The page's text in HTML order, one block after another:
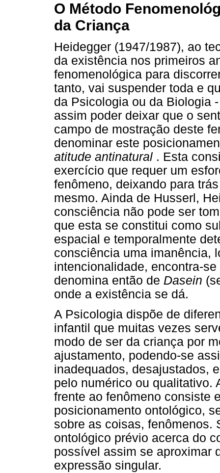
O Método
da Criança
Heidegger (1947/1987), ao
da existência nos primeiros
fenomenológica para
tanto, vai suspender toda e
da Psicologia ou da Biologia
assim poder deixar que o
campo de mostração deste
denominar este
atitude antinatural . Esta
exercício que requer um
fenômeno, deixando para
mesmo. Ainda de Husserl,
consciência não pode ser
que esta se constitui como
espacial e temporalmente
consciência uma imanência,
intencionalidade, encontra-se
denomina então de Dasein
onde a existência se dá.
A Psicologia dispõe de
infantil que muitas vezes
modo de ser da criança por
ajustamento, podendo-se
inadequados, desajustados,
pelo numérico ou qualitativo.
frente ao fenômeno consiste
posicionamento ontológico,
sobre as coisas, fenômenos.
ontológico prévio acerca do
possível assim se aproximar
expressão singular.